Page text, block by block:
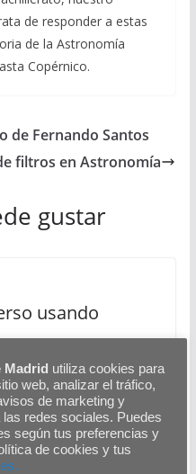
de responder a estas
de la Astronomía
Copérnico.
de Fernando Santos
filtros en Astronomía
gustar
usando
Madrid utiliza cookies para
web, analizar el tráfico,
de marketing y
redes sociales. Puedes
según tus preferencias y
de cookies y tus